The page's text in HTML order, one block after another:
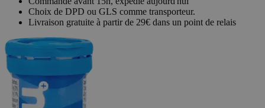
Choix de DPD ou GLS comme transporteur.
Livraison gratuite à partir de 29€ dans un point de relais